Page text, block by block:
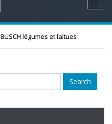
BUSCH légumes et laitues
Search